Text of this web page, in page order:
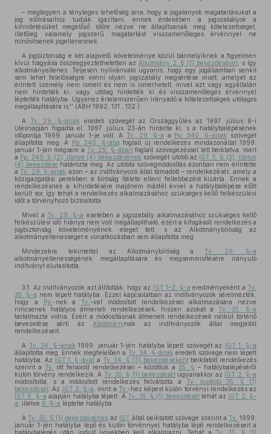
– meglegyen a tényleges lehetőség arra, hogy a jogalanyok magatartásukat a
jog előírásaihoz tudják igazítani, ennek érdekében a jogszabályok a
kihirdetésüket megelőző időre nézve ne állapítsanak meg kötelezettséget,
illetőleg valamely jogszerű magatartást visszamenőleges érvénnyel ne
minősítsenek jogellenesnek.
A jogbiztonság e két alapvető követelménye közül bármelyiknek a figyelmen
kívül hagyása összeegyeztethetetlen az Alkotmány 2. § (1) bekezdésével
, s így
alkotmányellenes. Teljesen nyilvánvaló ugyanis, hogy egy jogállamban senkit
sem lehet felelősségre vonni olyan jogszabály megsértése miatt, amelyet az
érintett személy nem ismert és nem is ismerhetett, mivel azt vagy egyáltalán
nem hirdették ki, vagy utólag hirdették ki és visszamenőleges érvénnyel
léptették hatályba. Ugyanez értelemszerűen irányadó a kötelezettségek utólagos
megállapítására is.'' (ABH 1992. 131., 132.)
A
Tv. 29. §-ának eredeti szövegét az Országgyűlés az 1997. július 8-i
ülésnapján fogadta el, 1997. július 23-án hirdette ki, s a hatálybalépésének
időpontja 1999. január 1-je volt. A Tv. 29. §-a a Pp. 340. §-ának szövegét
állapította meg. A
Pp. 340. §-ába foglalt új rendelkezés mindazonáltal 1999.
január 1-jén mégsem a Tv. 29. §-ában foglalt szövegezéssel lett beiktatva, mert
a Pp. 340. § (2), illetve (4) bekezdésének szövegét utóbb az IGT 5. § (3), illetve
(4) bekezdése határozta meg. Az utóbbi szövegmódosítás azonban nem érintette
a Tv. 29. §-ának azon – az indítványozó által támadott – rendelkezését, amely a
közigazgatási perekben a bíróság ítélete elleni fellebbezést kizárta. Ennek a
rendelkezésnek a kihirdetésére majdnem másfél évvel a hatálybalépése előtt
került sor, így tehát a rendelkezés alkalmazásához szükséges kellő felkészülési
időt a törvényhozó biztosította.
Mivel a Tv. 29. §-a esetében a jogszabály alkalmazásához szükséges kellő
felkészülési idő hiánya nem volt megállapítható, ezért a kifogásolt rendelkezés a
jogbiztonság követelményének eleget tett, s az Alkotmánybíróság az
alkotmányellenességet e vonatkozásban sem állapította meg.
Mindezekre tekintettel az Alkotmánybíróság a Tv. 29. §-a
alkotmányellenességének megállapítására és megsemmisítésére irányuló
indítványt elutasította.
3.1. Az indítványozók azt állították, hogy az IGT 1–2. §-a eredményeként a Tv.
35. §-a nem lépett hatályba. Ezzel kapcsolatban az indítványozók sérelmezték,
hogy a
Pp. -nek a Tv. -vel módosított rendelkezései alkalmazására nézve
nincsenek hatályos átmeneti rendelkezések, hiszen azokat a Tv. 35. §-a
tartalmazta volna. Ezért a módosításnak átmeneti rendelkezések nélkül történő
bevezetése sérti az Alkotmánynak az indítványozók által megjelölt
rendelkezéseit.
A Tv. 34. §-ának 1999. január 1-jén hatályba lépett szövegét az IGT 1. §-a
állapította meg. Ennek megfelelően a Tv. 34. §-ának eredeti szövege nem lépett
hatályba. Az IGT 1. §-ával a Tv. 34. § (3) bekezdésekéntbeiktatott rendelkezés
szerint a Tv. ott felsorolt rendelkezései – közöttük a 35. § – hatálybalépéséről
külön törvény rendelkezik. A Tv. 35. § (1) bekezdését ugyanakkor az IGT 2. §-a
módosította, s a módosított rendelkezés felváltotta a
Tv. korábbi 35. § (1)
bekezdését . Az IGT 2. §-a , mint a Tv. -hez képest külön törvényi rendelkezés az
IGT 6. §-a alapján hatályba lépett. A Tv. 35. § (1) bekezdéséttehát az IGT 2. §-
a , illetve 6. §-a léptette hatályba.
A Tv. 35. § (1) bekezdésének az IGT által beiktatott szövege szerint a Tv. 1999.
január 1-jén hatályba lépő és külön törvénnyel hatályba lépő rendelkezéseit a
hatálybalépés után indult ügyekben kell alkalmazni. Tehát a Tv. 35. § (1)